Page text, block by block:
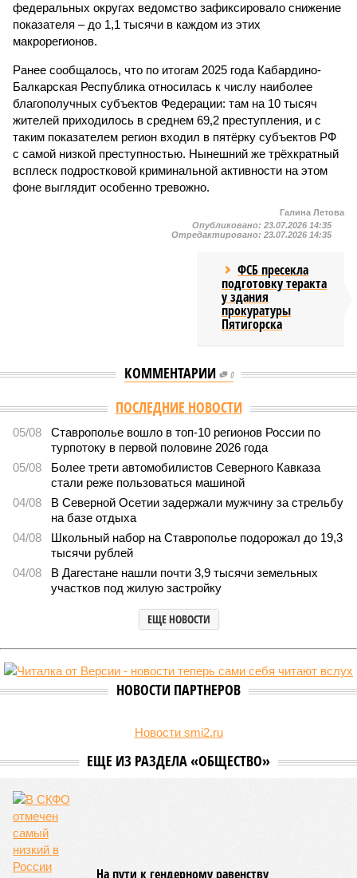
федеральных округах ведомство зафиксировало снижение
показателя – до 1,1 тысячи в каждом из этих
макрорегионов.
Ранее сообщалось, что по итогам 2025 года Кабардино-
Балкарская Республика относилась к числу наиболее
благополучных субъектов Федерации: там на 10 тысяч
жителей приходилось в среднем 69,2 преступления, и с
таким показателем регион входил в пятёрку субъектов РФ
с самой низкой преступностью. Нынешний же трёхкратный
всплеск подростковой криминальной активности на этом
фоне выглядит особенно тревожно.
Галина Летова
Опубликовано: 23.07.2026 14:35
Отредактировано: 23.07.2026 14:35
ФСБ пресекла
подготовку теракта
у здания
прокуратуры
Пятигорска
КОММЕНТАРИИ 0
Версия //Общество //
В Дагестане после ливней 18 сёл остаются без
В Дагестане после ливней 18 сёл остаются без
транспортного сообщения
Отрезанные от большой земли
В Дагестане после ливней 18 сёл остаются без транспортного сообщения
(фото: Министерство транспорта и дорожного хозяйства Республики
Министерство транспорта Республики Дагестан обнародовало
актуальную сводку о ходе ликвидации последствий мощных
Согласно официальным данным на 13 июля, дорожным
службам удалось восстановить транспортное сообщение
на 17 ранее пострадавших участках автомобильных дорог,
транспортной блокаде.
Напомним, что мощнейшие дожди, прошедшие 8 июля,
нанесли колоссальный урон дорожной инфраструктуре, в
результате чего на пике разгула стихии без связи с